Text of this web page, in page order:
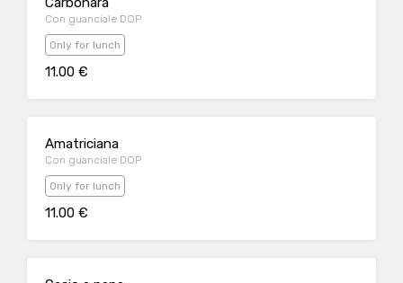
Con guanciale DOP
Only for lunch
11.00 €
Amatriciana
Con guanciale DOP
Only for lunch
11.00 €